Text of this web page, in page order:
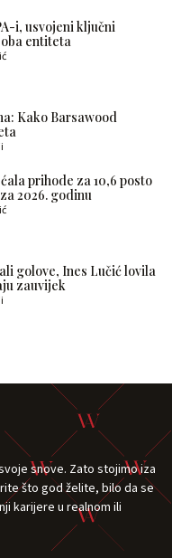
i, usvojeni ključni
entiteta
Kako Barsawood
prihode za 10,6 posto
2026. godinu
golove, Ines Lučić lovila
zauvijek
snove. Zato stojimo iza
što god želite, bilo da se
karijere u realnom ili